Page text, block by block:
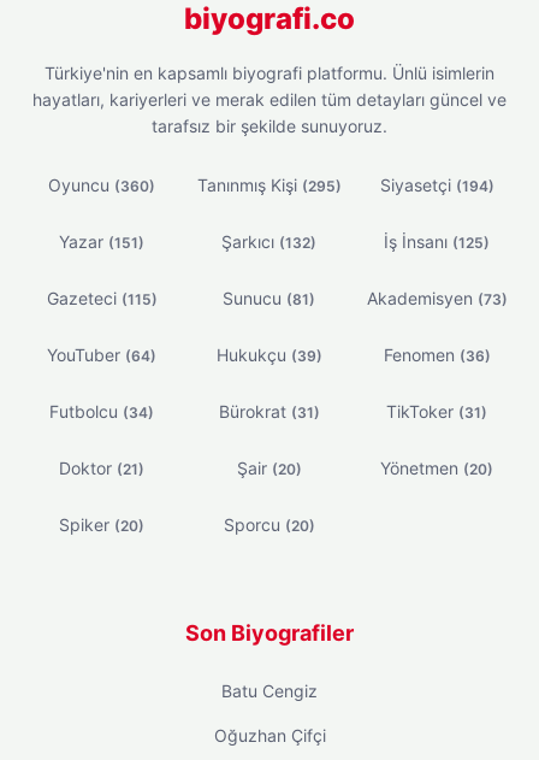
biyografi.co
Türkiye'nin en kapsamlı biyografi platformu. Ünlü isimlerin
hayatları, kariyerleri ve merak edilen tüm detayları güncel ve
tarafsız bir şekilde sunuyoruz.
Oyuncu (360) Tanınmış Kişi (295) Siyasetçi (194)
Yazar (151) Şarkıcı (132) İş İnsanı (125)
Gazeteci (115) Sunucu (81) Akademisyen (73)
YouTuber (64) Hukukçu (39) Fenomen (36)
Futbolcu (34) Bürokrat (31) TikToker (31)
Doktor (21) Şair (20) Yönetmen (20)
Spiker (20) Sporcu (20)
Son Biyografiler
Batu Cengiz
Oğuzhan Çifçi